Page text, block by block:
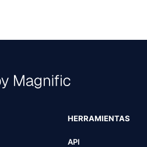
HERRAMIENTAS
API